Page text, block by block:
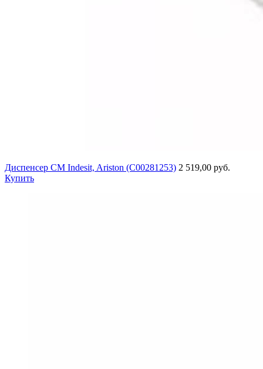
Диспенсер СМ Indesit, Ariston (C00281253) 2 519,00 руб.
Купить